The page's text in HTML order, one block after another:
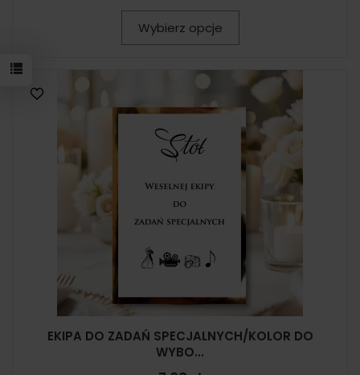
Wybierz opcje
EKIPA DO ZADAŃ SPECJALNYCH/KOLOR DO
WYBO...